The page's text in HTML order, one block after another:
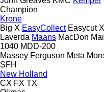
Champion
Krone
Big X EasyCollect Easycut
Laverda Maans MacDon
1040 MDD-200
Massey Ferguson Meta
SFH
New Holland
CX FX TX